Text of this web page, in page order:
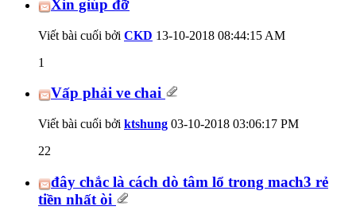
Xin giúp đỡ
Viết bài cuối bởi CKD 13-10-2018 08:44:15 AM
1
Vấp phải ve chai
Viết bài cuối bởi ktshung 03-10-2018 03:06:17 PM
22
đây chắc là cách dò tâm lổ trong mach3 rẻ
tiền nhất òi